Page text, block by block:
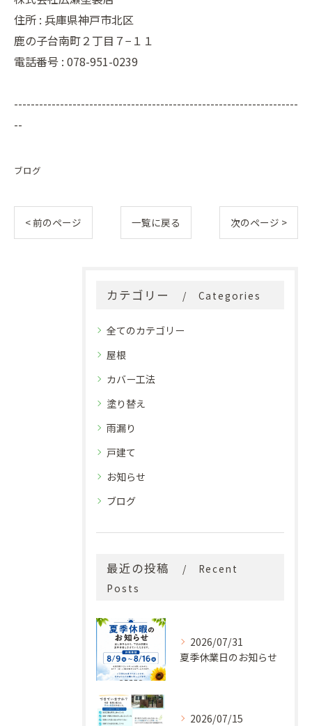
住所 : 兵庫県神戸市北区
鹿の子台南町２丁目７−１１
電話番号 : 078-951-0239
--------------------------------------------------------------------
--
ブログ
< 前のページ 一覧に戻る 次のページ >
カテゴリー Categories
全てのカテゴリー
屋根
カバー工法
塗り替え
雨漏り
戸建て
お知らせ
ブログ
最近の投稿
Recent
Posts
2026/07/31
夏季休業日のお知らせ
2026/07/15